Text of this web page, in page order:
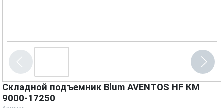
Складной подъемник Blum AVENTOS HF КМ
9000-17250